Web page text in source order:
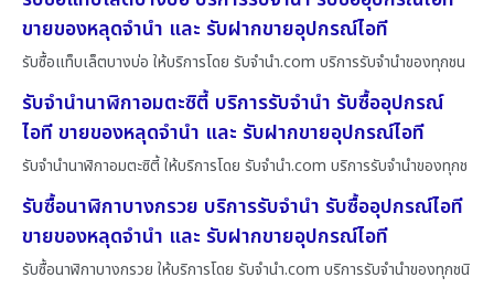
ขายของหลุดจำนำ และ รับฝากขายอุปกรณ์ไอที
รับซื้อแท็บเล็ตบางบ่อ ให้บริการโดย รับจํานํา.com บริการรับจำนำของทุกชน
รับจำนำนาฬิกาอมตะซิตี้ บริการรับจำนำ รับซื้ออุปกรณ์
ไอที ขายของหลุดจำนำ และ รับฝากขายอุปกรณ์ไอที
รับจำนำนาฬิกาอมตะซิตี้ ให้บริการโดย รับจํานํา.com บริการรับจำนำของทุกช
รับซื้อนาฬิกาบางกรวย บริการรับจำนำ รับซื้ออุปกรณ์ไอที
ขายของหลุดจำนำ และ รับฝากขายอุปกรณ์ไอที
รับซื้อนาฬิกาบางกรวย ให้บริการโดย รับจํานํา.com บริการรับจำนำของทุกชนิ